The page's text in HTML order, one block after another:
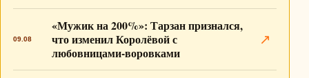
09.08
«Мужик на 200%»: Тарзан признался,
что изменил Королёвой с
любовницами-воровками
↗